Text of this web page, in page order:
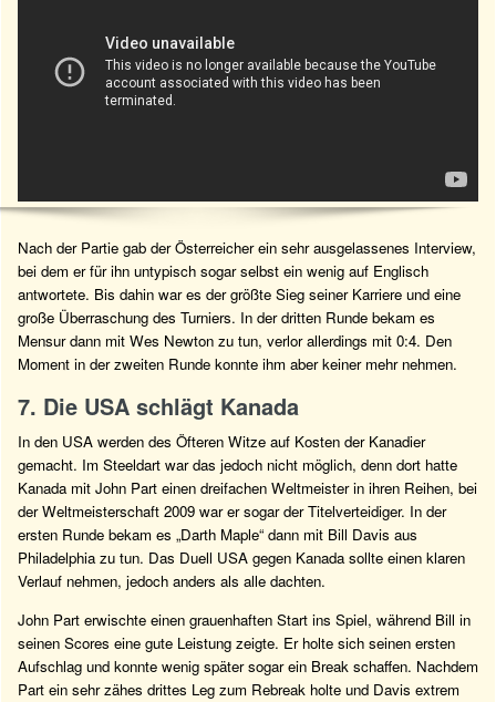
Nach der Partie gab der Österreicher ein sehr ausgelassenes Interview,
bei dem er für ihn untypisch sogar selbst ein wenig auf Englisch
antwortete. Bis dahin war es der größte Sieg seiner Karriere und eine
große Überraschung des Turniers. In der dritten Runde bekam es
Mensur dann mit Wes Newton zu tun, verlor allerdings mit 0:4. Den
Moment in der zweiten Runde konnte ihm aber keiner mehr nehmen.
7. Die USA schlägt Kanada
In den USA werden des Öfteren Witze auf Kosten der Kanadier
gemacht. Im Steeldart war das jedoch nicht möglich, denn dort hatte
Kanada mit John Part einen dreifachen Weltmeister in ihren Reihen, bei
der Weltmeisterschaft 2009 war er sogar der Titelverteidiger. In der
ersten Runde bekam es „Darth Maple“ dann mit Bill Davis aus
Philadelphia zu tun. Das Duell USA gegen Kanada sollte einen klaren
Verlauf nehmen, jedoch anders als alle dachten.
John Part erwischte einen grauenhaften Start ins Spiel, während Bill in
seinen Scores eine gute Leistung zeigte. Er holte sich seinen ersten
Aufschlag und konnte wenig später sogar ein Break schaffen. Nachdem
Part ein sehr zähes drittes Leg zum Rebreak holte und Davis extrem